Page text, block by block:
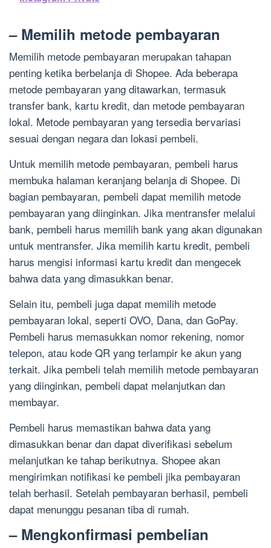
– Memilih metode pembayaran
Memilih metode pembayaran merupakan tahapan
penting ketika berbelanja di Shopee. Ada beberapa
metode pembayaran yang ditawarkan, termasuk
transfer bank, kartu kredit, dan metode pembayaran
lokal. Metode pembayaran yang tersedia bervariasi
sesuai dengan negara dan lokasi pembeli.
Untuk memilih metode pembayaran, pembeli harus
membuka halaman keranjang belanja di Shopee. Di
bagian pembayaran, pembeli dapat memilih metode
pembayaran yang diinginkan. Jika mentransfer melalui
bank, pembeli harus memilih bank yang akan digunakan
untuk mentransfer. Jika memilih kartu kredit, pembeli
harus mengisi informasi kartu kredit dan mengecek
bahwa data yang dimasukkan benar.
Selain itu, pembeli juga dapat memilih metode
pembayaran lokal, seperti OVO, Dana, dan GoPay.
Pembeli harus memasukkan nomor rekening, nomor
telepon, atau kode QR yang terlampir ke akun yang
terkait. Jika pembeli telah memilih metode pembayaran
yang diinginkan, pembeli dapat melanjutkan dan
membayar.
Pembeli harus memastikan bahwa data yang
dimasukkan benar dan dapat diverifikasi sebelum
melanjutkan ke tahap berikutnya. Shopee akan
mengirimkan notifikasi ke pembeli jika pembayaran
telah berhasil. Setelah pembayaran berhasil, pembeli
dapat menunggu pesanan tiba di rumah.
– Mengkonfirmasi pembelian